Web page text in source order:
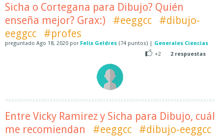
Sicha o Cortegana para Dibujo? Quién
enseña mejor? Grax:)
#eeggcc
#dibujo-
eeggcc
#profes
preguntado Ago 18, 2020 por Felix Geldres (74 puntos) | Generales Ciencias
+2
2 respuestas
Entre Vicky Ramirez y Sicha para Dibujo, cuál
me recomiendan
#eeggcc
#dibujo-eeggcc